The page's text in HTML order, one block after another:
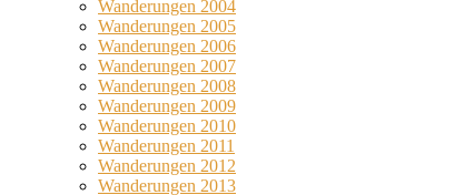
Wanderungen 2004
Wanderungen 2005
Wanderungen 2006
Wanderungen 2007
Wanderungen 2008
Wanderungen 2009
Wanderungen 2010
Wanderungen 2011
Wanderungen 2012
Wanderungen 2013